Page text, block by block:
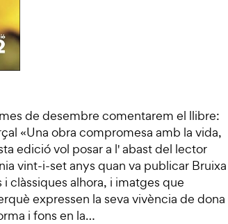
de desembre comentarem el llibre:
«Una obra compromesa amb la vida,
edició vol posar a l' abast del lector
vint-i-set anys quan va publicar Bruixa
clàssiques alhora, i imatges que
expressen la seva vivència de dona
i fons en la…